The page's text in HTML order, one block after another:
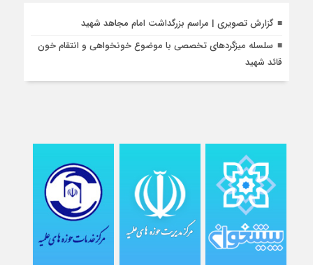
گزارش تصویری | مراسم بزرگداشت امام مجاهد شهید
سلسله میزگردهای تخصصی با موضوع خونخواهی و انتقام خون
قائد شهید